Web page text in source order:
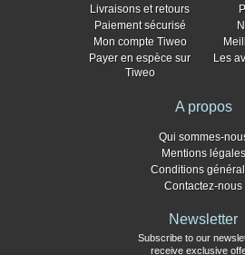
Livraisons et retours
Paiement sécurisé
Mon compte Tiweo
Payer en espèce sur
Tiweo
Les
A propos
Qui sommes-
Mentions légales
Conditions
Contactez-nous
Newsletter
Subscribe to our
receive exclusive